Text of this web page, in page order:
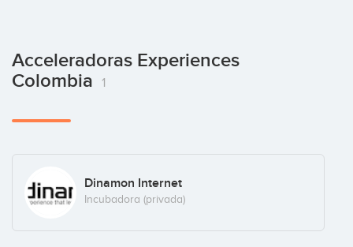
Acceleradoras Experiences
Colombia
1
Dinamon Internet
Incubadora (privada)